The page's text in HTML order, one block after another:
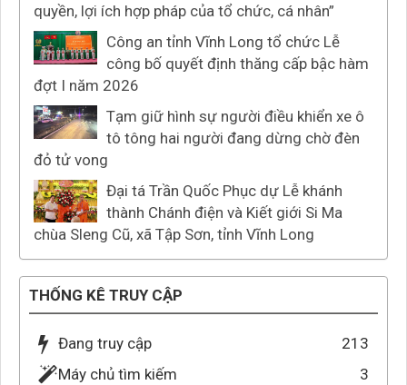
quyền, lợi ích hợp pháp của tổ chức, cá nhân”
Công an tỉnh Vĩnh Long tổ chức Lễ
công bố quyết định thăng cấp bậc hàm
đợt I năm 2026
Tạm giữ hình sự người điều khiển xe ô
tô tông hai người đang dừng chờ đèn
đỏ tử vong
Đại tá Trần Quốc Phục dự Lễ khánh
thành Chánh điện và Kiết giới Si Ma
chùa Sleng Cũ, xã Tập Sơn, tỉnh Vĩnh Long
THỐNG KÊ TRUY CẬP
Đang truy cập
213
Máy chủ tìm kiếm
3